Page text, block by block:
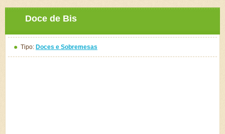
Doce de Bis
Tipo: Doces e Sobremesas